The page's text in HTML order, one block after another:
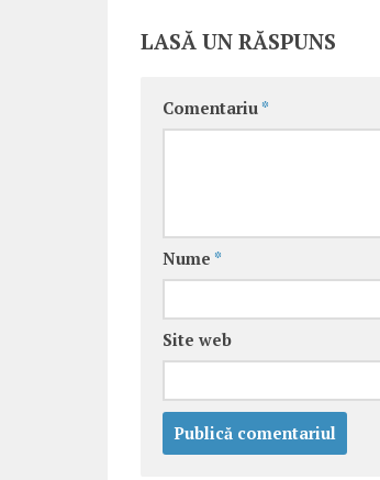
LASĂ UN RĂSPUNS
Comentariu *
Nume *
Site web